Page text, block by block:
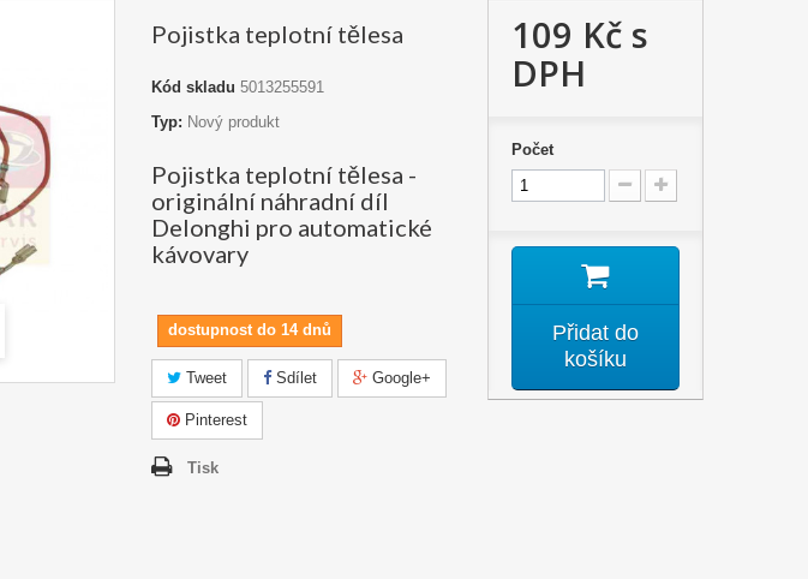
Pojistka teplotní tělesa
Kód skladu 5013255591
Typ: Nový produkt
Pojistka teplotní tělesa -
originální náhradní díl
Delonghi pro automatické
kávovary
dostupnost do 14 dnů
Tweet Sdílet Google+
Pinterest
Tisk
109 Kčs
DPH
Počet
Přidat do
košíku